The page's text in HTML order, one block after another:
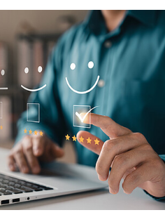
hat oder nicht?
erfahren Sie hier.